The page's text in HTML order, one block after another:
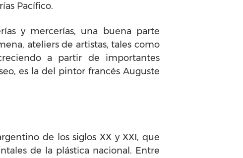
Pacífico.
y mercerías, una buena parte
ateliers de artistas, tales como
a partir de importantes
es la del pintor francés Auguste
de los siglos XX y XXI, que
de la plástica nacional. Entre